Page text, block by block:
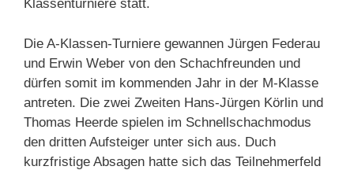
Klassenturniere statt.
Die A-Klassen-Turniere gewannen Jürgen Federau
und Erwin Weber von den Schachfreunden und
dürfen somit im kommenden Jahr in der M-Klasse
antreten. Die zwei Zweiten Hans-Jürgen Körlin und
Thomas Heerde spielen im Schnellschachmodus
den dritten Aufsteiger unter sich aus. Duch
kurzfristige Absagen hatte sich das Teilnehmerfeld